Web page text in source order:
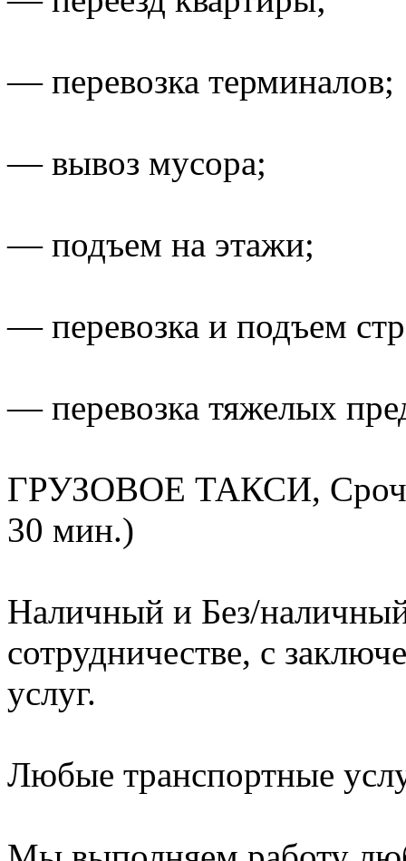
— перевозка терминалов;
— вывоз мусора;
— подъем на этажи;
— перевозка и подъем
— перевозка тяжелых
ГРУЗОВОЕ ТАКСИ,
30 мин.)
Наличный и Без/
сотрудничестве, с
услуг.
Любые транспортные